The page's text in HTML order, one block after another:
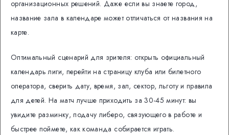
организационных решений. Даже если вы знаете город,
название зала в календаре может отличаться от названия на
карте.
Оптимальный сценарий для зрителя: открыть официальный
календарь лиги, перейти на страницу клуба или билетного
оператора, сверить дату, время, зал, сектор, льготу и правила
для детей. На матч лучше приходить за 30-45 минут: вы
увидите разминку, подачу либеро, связующего в работе и
быстрее поймете, как команда собирается играть.